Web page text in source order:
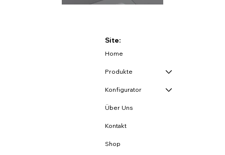
Site:
Home
Produkte
Konfigurator
Über Uns
Kontakt
Shop